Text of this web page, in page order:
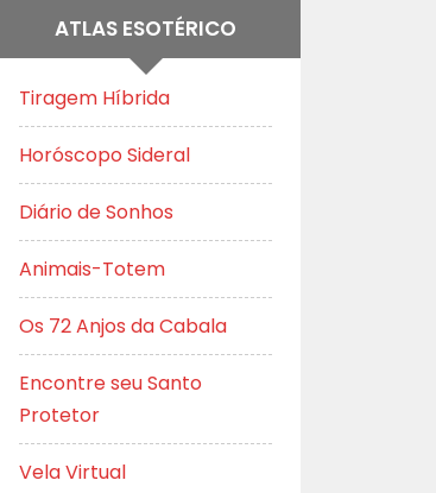
ATLAS ESOTÉRICO
Tiragem Híbrida
Horóscopo Sideral
Diário de Sonhos
Animais-Totem
Os 72 Anjos da Cabala
Encontre seu Santo
Protetor
Vela Virtual